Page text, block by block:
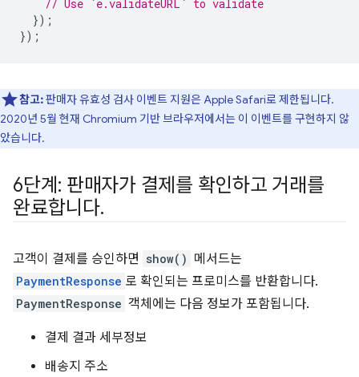
// Use `e.validateURL` to validate
});
});
참고:판매자 유효성 검사 이벤트 지원은 Apple Safari로 제한됩니다.
2020년 5월 현재 Chromium 기반 브라우저에서는 이 이벤트를 구현하지 않
았습니다.
6단계: 판매자가 결제를 확인하고 거래를
완료합니다.
고객이 결제를 승인하면 show() 메서드는
PaymentResponse 로 확인되는 프로미스를 반환합니다.
PaymentResponse 객체에는 다음 정보가 포함됩니다.
결제 결과 세부정보
배송지 주소